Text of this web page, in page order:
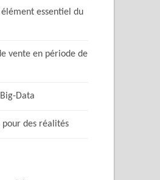
essentiel du
vente en période de
Data
pour des réalités